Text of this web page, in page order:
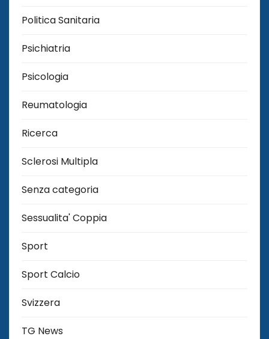
Politica Sanitaria
Psichiatria
Psicologia
Reumatologia
Ricerca
Sclerosi Multipla
Senza categoria
Sessualita' Coppia
Sport
Sport Calcio
Svizzera
TG News